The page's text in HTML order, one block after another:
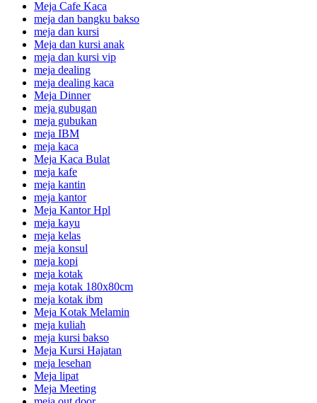
Meja Cafe Kaca
meja dan bangku bakso
meja dan kursi
Meja dan kursi anak
meja dan kursi vip
meja dealing
meja dealing kaca
Meja Dinner
meja gubugan
meja gubukan
meja IBM
meja kaca
Meja Kaca Bulat
meja kafe
meja kantin
meja kantor
Meja Kantor Hpl
meja kayu
meja kelas
meja konsul
meja kopi
meja kotak
meja kotak 180x80cm
meja kotak ibm
Meja Kotak Melamin
meja kuliah
meja kursi bakso
Meja Kursi Hajatan
meja lesehan
Meja lipat
Meja Meeting